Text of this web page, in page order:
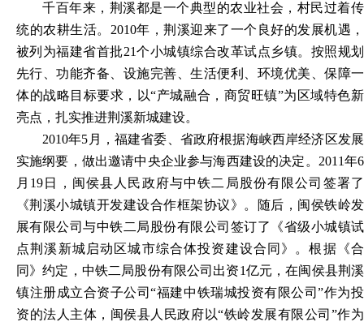
千百年来，荆溪都是一个典型的农业社会，村民过着传
统的农耕生活。 2010年，荆溪迎来了一个良好的发展机遇，
被列为福建省首批21个小城镇综合改革试点乡镇。按照规划
先行、功能齐备、设施完善、生活便利、环境优美、保障一
体的战略目标要求，以“产城融合，商贸旺镇”为区域特色新
亮点，扎实推进荆溪新城建设。
2010年5月，福建省委、省政府根据海峡西岸经济区发展
实施纲要，做出邀请中央企业参与海西建设的决定。2011年6
月19日，闽侯县人民政府与中铁二局股份有限公司签署了
《荆溪小城镇开发建设合作框架协议》。随后，闽侯铁岭发
展有限公司与中铁二局股份有限公司签订了《省级小城镇试
点荆溪新城启动区城市综合体投资建设合同》。根据《合
同》约定，中铁二局股份有限公司出资1亿元，在闽侯县荆溪
镇注册成立合资子公司“福建中铁瑞城投资有限公司”作为投
资的法人主体，闽侯县人民政府以“铁岭发展有限公司”作为